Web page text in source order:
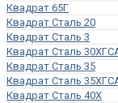
Квадрат 65Г
Квадрат Сталь 20
Квадрат Сталь 3
Квадрат Сталь
Квадрат Сталь 35
Квадрат Сталь
Квадрат Сталь 40Х